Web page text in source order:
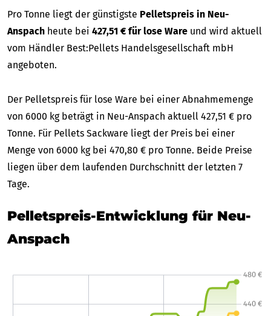
Pro Tonne liegt der günstigste Pelletspreis in Neu-
Anspach heute bei 427,51 € für lose Ware und wird aktuell
vom Händler Best:Pellets Handelsgesellschaft mbH
angeboten.
Der Pelletspreis für lose Ware bei einer Abnahmemenge
von 6000 kg beträgt in Neu-Anspach aktuell 427,51 € pro
Tonne. Für Pellets Sackware liegt der Preis bei einer
Menge von 6000 kg bei 470,80 € pro Tonne. Beide Preise
liegen über dem laufenden Durchschnitt der letzten 7
Tage.
Pelletspreis-Entwicklung für Neu-
Anspach